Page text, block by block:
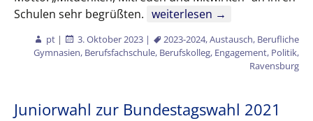
Schulen sehr begrüßten. Jugendhearing des
weiterlesen →
pt | 3. Oktober 2023 | 2023-2024,Austausch, Berufliche
Gymnasien, Berufsfachschule, Berufskolleg, Engagement, Politik,
Ravensburg
Juniorwahl zur Bundestagswahl 2021